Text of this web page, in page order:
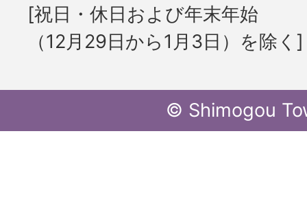
[祝日・休日および年末年始
（12月29日から1月3日）を除く]
© Shimogou